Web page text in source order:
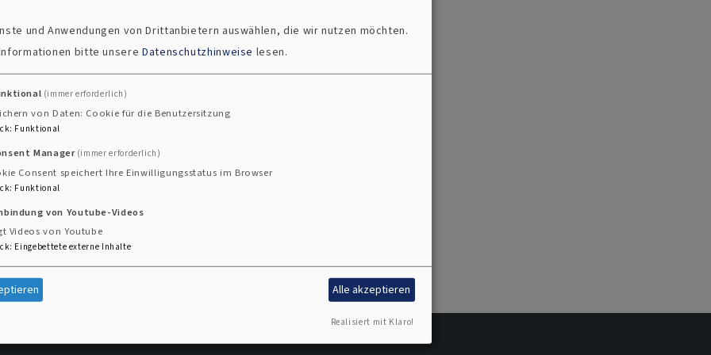
Erwachsenenbildung
und Anwendungen von Drittanbietern auswählen, die wir nutzen möchten.
bitte unsere Datenschutzhinweise lesen.
(immer erforderlich)
von Daten: Cookie für die Benutzersitzung
: Funktional
Manager (immer erforderlich)
Consent speichert Ihre Einwilligungsstatus im Browser
: Funktional
von Youtube-Videos
Videos von Youtube
: Eingebettete externe Inhalte
Alle akzeptieren
Realisiert mit Klaro!